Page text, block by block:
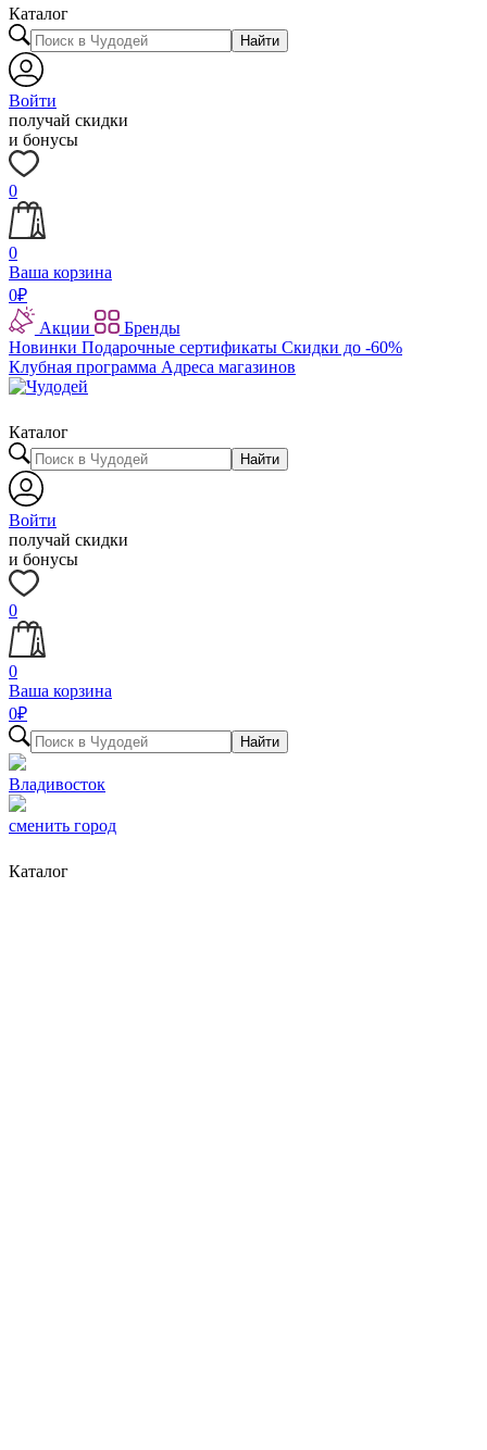
Каталог
Найти
Войти
получай скидки
и бонусы
0
0
Ваша корзина
0₽
Акции
Бренды
Новинки Подарочные сертификаты Скидки до -60%
Клубная программа Адреса магазинов
Каталог
Найти
Войти
получай скидки
и бонусы
0
0
Ваша корзина
0₽
Найти
Владивосток
сменить город
Каталог